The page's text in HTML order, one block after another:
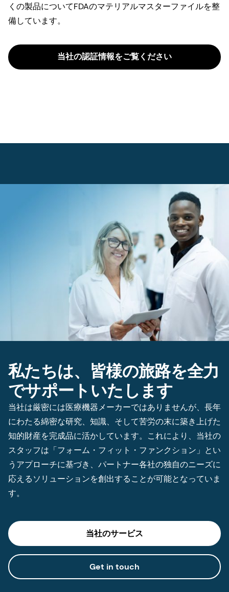
くの製品についてFDAのマテリアルマスターファイルを整
備しています。
当社の認証情報をご覧ください
私たちは、皆様の旅路を全力
でサポートいたします
当社は厳密には医療機器メーカーではありませんが、長年
にわたる綿密な研究、知識、そして苦労の末に築き上げた
知的財産を完成品に活かしています。これにより、当社の
スタッフは「フォーム・フィット・ファンクション」とい
うアプローチに基づき、パートナー各社の独自のニーズに
応えるソリューションを創出することが可能となっていま
す。
当社のサービス
Get in touch